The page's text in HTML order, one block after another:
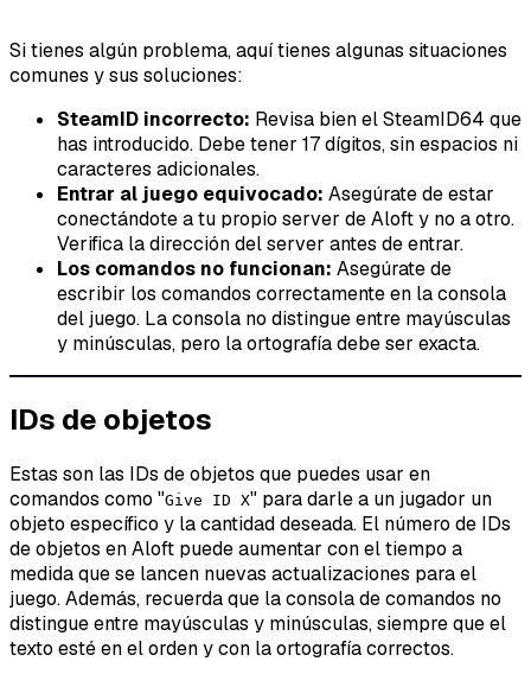
Si tienes algún problema, aquí tienes algunas situaciones
comunes y sus soluciones:
SteamID incorrecto: Revisa bien el SteamID64 que
has introducido. Debe tener 17 dígitos, sin espacios ni
caracteres adicionales.
Entrar al juego equivocado: Asegúrate de estar
conectándote a tu propio server de Aloft y no a otro.
Verifica la dirección del server antes de entrar.
Los comandos no funcionan: Asegúrate de
escribir los comandos correctamente en la consola
del juego. La consola no distingue entre mayúsculas
y minúsculas, pero la ortografía debe ser exacta.
IDs de objetos
Estas son las IDs de objetos que puedes usar en
comandos como "Give ID X" para darle a un jugador un
objeto específico y la cantidad deseada. El número de IDs
de objetos en Aloft puede aumentar con el tiempo a
medida que se lancen nuevas actualizaciones para el
juego. Además, recuerda que la consola de comandos no
distingue entre mayúsculas y minúsculas, siempre que el
texto esté en el orden y con la ortografía correctos.